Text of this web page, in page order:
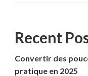
Recent
Convertir des
pratique en 2025